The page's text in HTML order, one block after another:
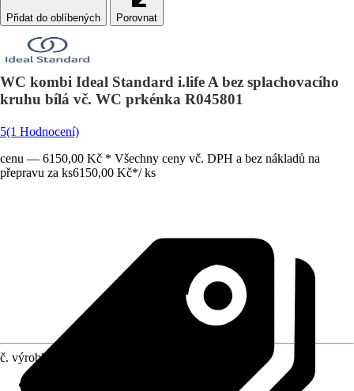
Porovnat
WC kombi Ideal Standard i.life A bez splachovacího
kruhu bílá vč. WC prkénka R045801
5(1 Hodnocení)
cenu — 6150,00 Kč * Všechny ceny vč. DPH a bez nákladů na
přepravu za ks6150,00 Kč*/ ks
č. výrobku